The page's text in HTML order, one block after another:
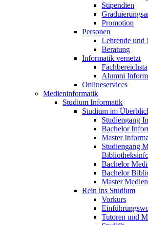
Stipendien
Promotion
Personen
Lehrende und
Beratung
Informatik vernetzt
Alumni
Onlineservices
Medieninformatik
Studium Informatik
Studium im
Studiengang
Bachelor
Master
Studiengang
Bachelor
Bachelor
Master
Rein ins Studium
Vorkurs
Tutoren und